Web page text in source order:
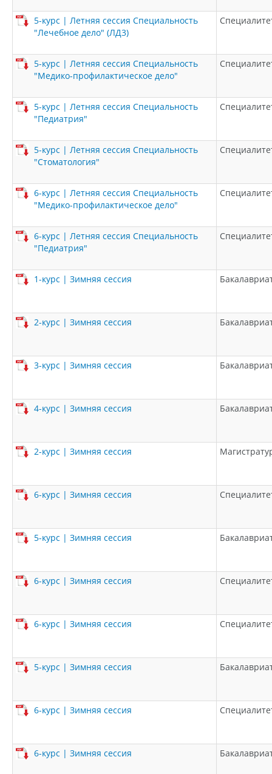
5-курс | Летняя сессия Специальность
"Лечебное дело" (ЛД3)
5-курс | Летняя сессия Специальность
"Медико-профилактическое дело"
5-курс | Летняя сессия Специальность
"Педиатрия"
5-курс | Летняя сессия Специальность
"Стоматология"
6-курс | Летняя сессия Специальность
"Медико-профилактическое дело"
6-курс | Летняя сессия Специальность
"Педиатрия"
1-курс | Зимняя сессия
2-курс | Зимняя сессия
3-курс | Зимняя сессия
4-курс | Зимняя сессия
2-курс | Зимняя сессия
6-курс | Зимняя сессия
5-курс | Зимняя сессия
6-курс | Зимняя сессия
6-курс | Зимняя сессия
5-курс | Зимняя сессия
6-курс | Зимняя сессия
6-курс | Зимняя сессия